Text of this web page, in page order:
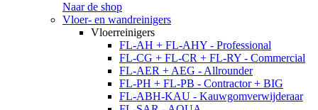
Naar de shop
Vloer- en wandreinigers
Vloerreinigers
FL-AH + FL-AHY - Professional
FL-CG + FL-CR + FL-RY - Commercial
FL-AER + AEG - Allrounder
FL-PH + FL-PB - Contractor + BIG
FL-ABH-KAU - Kauwgomverwijderaar